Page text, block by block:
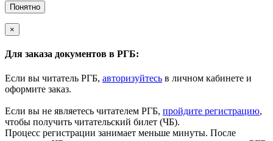
Понятно
×
Для заказа документов в РГБ:
Если вы читатель РГБ, авторизуйтесь в личном кабинете и
оформите заказ.
Если вы не являетесь читателем РГБ, пройдите регистрацию,
чтобы получить читательский билет (ЧБ).
Процесс регистрации занимает меньше минуты. После